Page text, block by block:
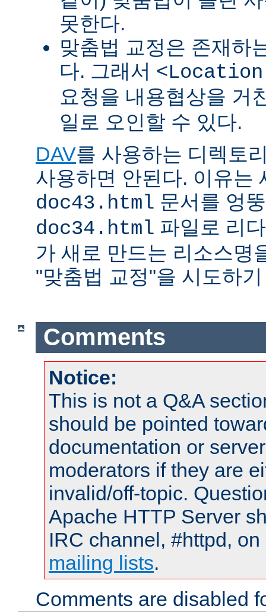
못한다.
맞춤법 교정은 존재하
다. 그래서
요청을 내용협상을 거
일로 오인할 수 있다.
DAV를 사용하는 디렉토
사용하면 안된다. 이유는
doc43.html 문서를 엉
doc34.html 파일로 리
가 새로 만드는 리소스명
"맞춤법 교정"을 시도하
Comments
Notice:
This is not a Q&A
should be pointed
documentation or
moderators if they are
invalid/off-topic.
Apache HTTP Server
IRC channel, #httpd,
mailing lists.
Comments are disabled